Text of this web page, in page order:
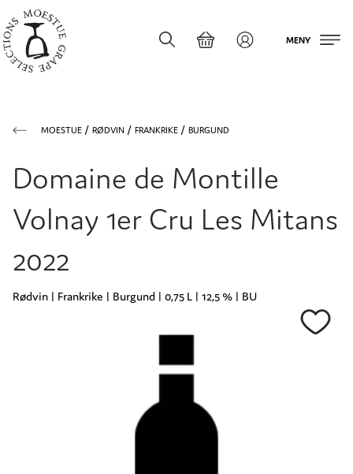
MENY
MOESTUE RØDVIN FRANKRIKE BURGUND
Domaine de Montille
Volnay 1er Cru Les Mitans
2022
Rødvin | Frankrike | Burgund | 0,75 L | 12,5 % | BU